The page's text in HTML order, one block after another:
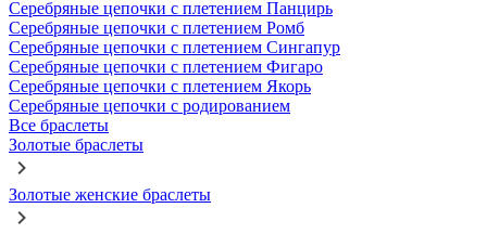
Серебряные цепочки с плетением Панцирь
Серебряные цепочки с плетением Ромб
Серебряные цепочки с плетением Сингапур
Серебряные цепочки с плетением Фигаро
Серебряные цепочки с плетением Якорь
Серебряные цепочки с родированием
Все браслеты
Золотые браслеты
Золотые женские браслеты